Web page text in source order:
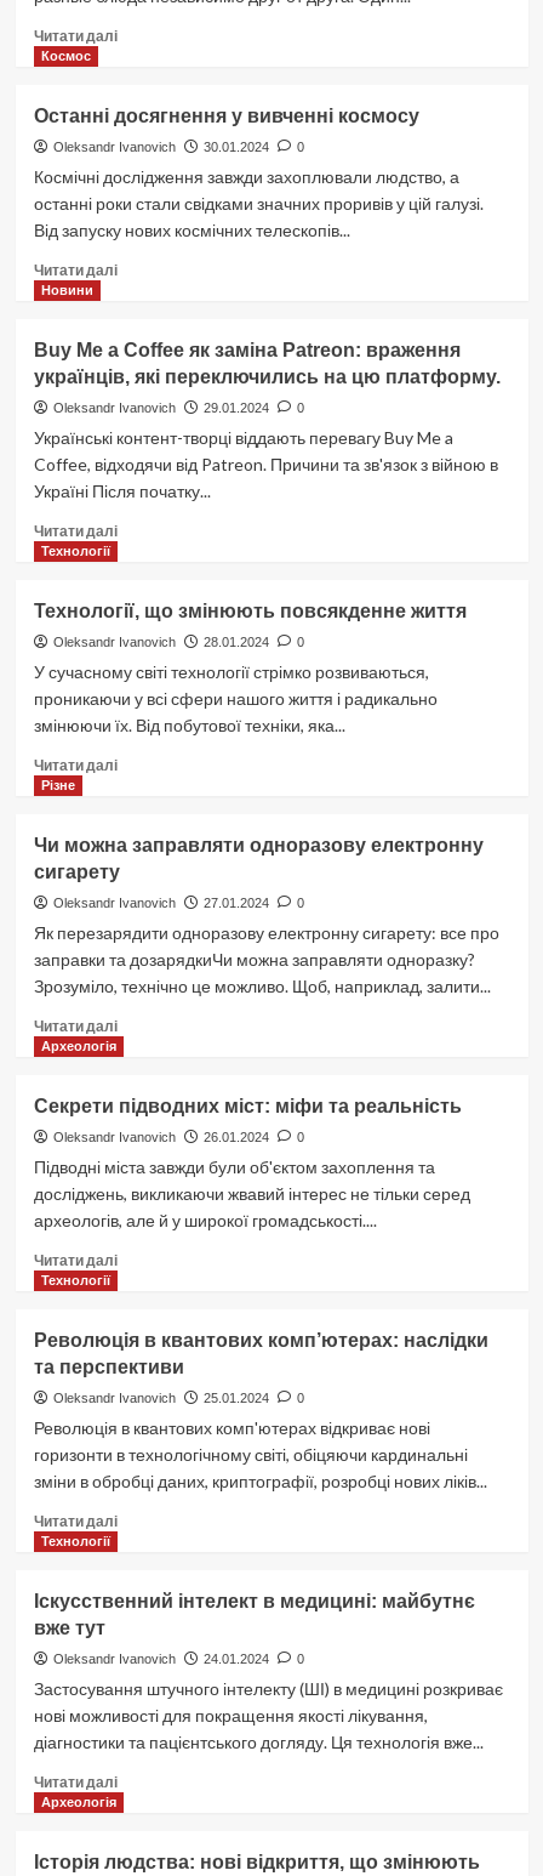
Читати даліДокладніше
і
приколів
№93
Космос
Останні досягнення у вивченні космосу
Oleksandr Ivanovich 30.01.2024 0
Космічні дослідження завжди захоплювали людство, а
останні роки стали свідками значних проривів у цій галузі.
Від запуску нових космічних телескопів...
Читати даліДокладніше
у
вивченні
космосу
Новини
Buy Me a Coffee як заміна Patreon: враження
українців, які переключились на цю платформу.
Oleksandr Ivanovich 29.01.2024 0
Українські контент-творці віддають перевагу Buy Me a
Coffee, відходячи від Patreon. Причини та зв'язок з війною в
Україні Після початку...
Читати даліДокладніше
a
Coffee
як
Patreon:
враження
українців,
цю
платформу.
Технології
Технології, що змінюють повсякденне життя
Oleksandr Ivanovich 28.01.2024 0
У сучасному світі технології стрімко розвиваються,
проникаючи у всі сфери нашого життя і радикально
змінюючи їх. Від побутової техніки, яка...
Читати даліДокладніше
змінюють
повсякденне
життя
Різне
Чи можна заправляти одноразову електронну
сигарету
Oleksandr Ivanovich 27.01.2024 0
Як перезарядити одноразову електронну сигарету: все про
заправки та дозарядкиЧи можна заправляти одноразку?
Зрозуміло, технічно це можливо. Щоб, наприклад, залити...
Читати даліДокладніше
про
заправляти
одноразову
електронну
Археологія
Секрети підводних міст: міфи та реальність
Oleksandr Ivanovich 26.01.2024 0
Підводні міста завжди були об'єктом захоплення та
досліджень, викликаючи жвавий інтерес не тільки серед
археологів, але й у широкої громадськості....
Читати даліДокладніше
міст:
міфи
та
Технології
Революція в квантових комп’ютерах: наслідки
та перспективи
Oleksandr Ivanovich 25.01.2024 0
Революція в квантових комп'ютерах відкриває нові
горизонти в технологічному світі, обіцяючи кардинальні
зміни в обробці даних, криптографії, розробці нових ліків...
Читати даліДокладніше
квантових
наслідки
перспективи
Технології
Іскусственний інтелект в медицині: майбутнє
вже тут
Oleksandr Ivanovich 24.01.2024 0
Застосування штучного інтелекту (ШІ) в медицині розкриває
нові можливості для покращення якості лікування,
діагностики та пацієнтського догляду. Ця технологія вже...
Читати даліДокладніше
про
в
Археологія
Історія людства: нові відкриття, що змінюють